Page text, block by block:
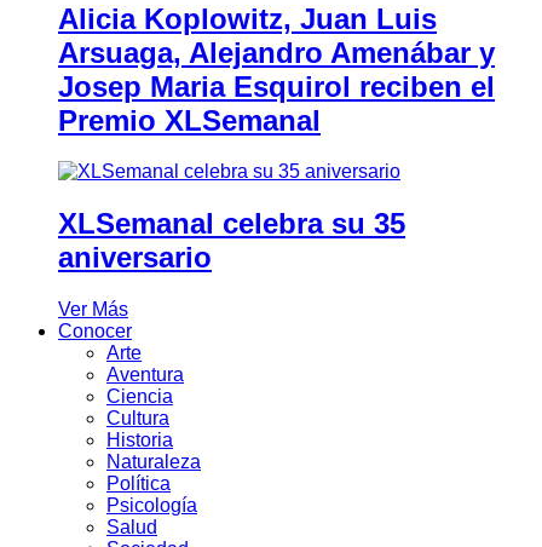
Alicia Koplowitz, Juan Luis
Arsuaga, Alejandro Amenábar y
Josep Maria Esquirol reciben el
Premio XLSemanal
XLSemanal celebra su 35
aniversario
Ver Más
Conocer
Arte
Aventura
Ciencia
Cultura
Historia
Naturaleza
Política
Psicología
Salud